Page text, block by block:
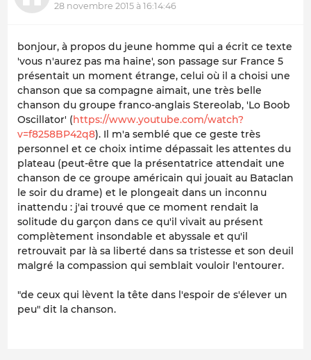
28 novembre 2015 à 16:14:46
bonjour, à propos du jeune homme qui a écrit ce texte
'vous n'aurez pas ma haine', son passage sur France 5
présentait un moment étrange, celui où il a choisi une
chanson que sa compagne aimait, une très belle
chanson du groupe franco-anglais Stereolab, 'Lo Boob
Oscillator' (https://www.youtube.com/watch?
v=f8258BP42q8). Il m'a semblé que ce geste très
personnel et ce choix intime dépassait les attentes du
plateau (peut-être que la présentatrice attendait une
chanson de ce groupe américain qui jouait au Bataclan
le soir du drame) et le plongeait dans un inconnu
inattendu : j'ai trouvé que ce moment rendait la
solitude du garçon dans ce qu'il vivait au présent
complètement insondable et abyssale et qu'il
retrouvait par là sa liberté dans sa tristesse et son deuil
malgré la compassion qui semblait vouloir l'entourer.
"de ceux qui lèvent la tête dans l'espoir de s'élever un
peu" dit la chanson.